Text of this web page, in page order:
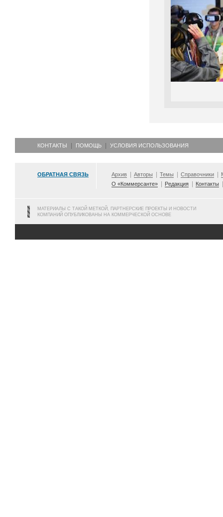
КОНТАКТЫ ПОМОЩЬ УСЛОВИЯ ИСПОЛЬЗОВАНИЯ
ОБРАТНАЯ СВЯЗЬ Архив Авторы Темы Справочники
О «Коммерсанте»
Редакция Контакты
МАТЕРИАЛЫ С ТАКОЙ МЕТКОЙ, ПАРТНЕРСКИЕ ПРОЕКТЫ И НОВОСТИ
КОМПАНИЙ ОПУБЛИКОВАНЫ НА КОММЕРЧЕСКОЙ ОСНОВЕ